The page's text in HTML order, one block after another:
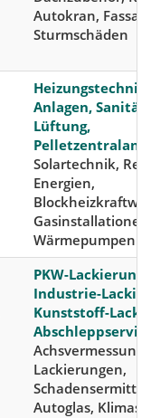
Autokran,
Sturmschäden
Anlagen,
Lüftung,
Solartechnik,
Energien,
Wärmepumpen
PKW-
Industrie-
Kunststoff-
Lackierungen,
Autoglas,